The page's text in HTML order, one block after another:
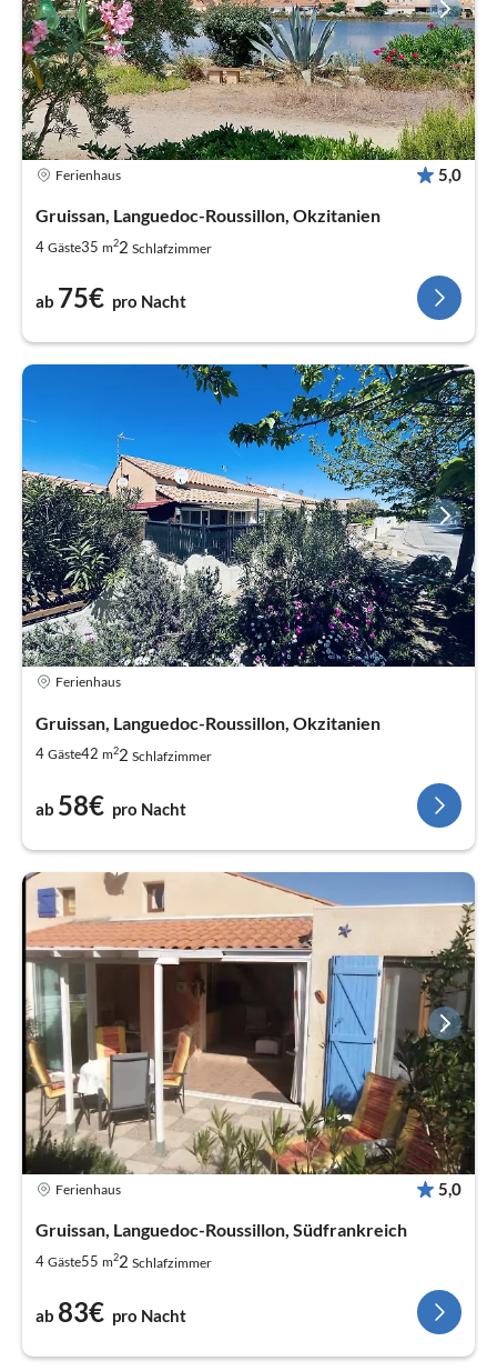
Ferienhaus 5,0
Gruissan, Languedoc-Roussillon, Okzitanien
4 Gäste35 m22 Schlafzimmer
ab 75€ pro Nacht
Ferienhaus
Gruissan, Languedoc-Roussillon, Okzitanien
4 Gäste42 m22 Schlafzimmer
ab 58€ pro Nacht
Ferienhaus 5,0
Gruissan, Languedoc-Roussillon, Südfrankreich
4 Gäste55 m22 Schlafzimmer
ab 83€ pro Nacht